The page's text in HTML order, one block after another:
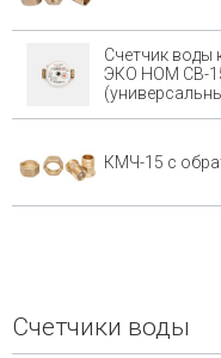
Счетчики воды
Счетчик воды
ЭКО НОМ СВ-
КМЧ-15 с